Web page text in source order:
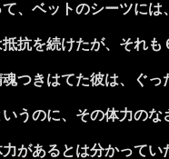
、ベットのシーツには
抗を続けたが、それも
つきはてた彼は、ぐっ
うのに、その体力のな
があるとは分かってい